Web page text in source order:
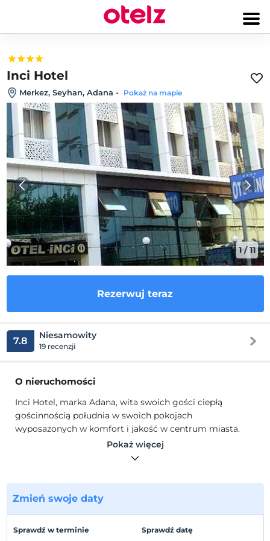
Inci Hotel
Merkez, Seyhan, Adana - Pokaż na mapie
1/11
Rezerwuj teraz
7.8 Niesamowity
19 recenzji
O nieruchomości
Inci Hotel, marka Adana, wita swoich gości ciepłą
gościnnością południa w swoich pokojach
wyposażonych w komfort i jakość w centrum miasta.
Dążąc do zadowolenia gości miłą i doświadczoną
obsługą, nasz hotel posiada 79 standardów, 9
miejsc noclegowych, parking otwarty na 150
samochodów, garaż na 25 samochodów, saunę, salon
konferencyjna dla ludzi.
Pokaż więcej
Zmień swoje daty
Sprawdź w terminie Sprawdź datę